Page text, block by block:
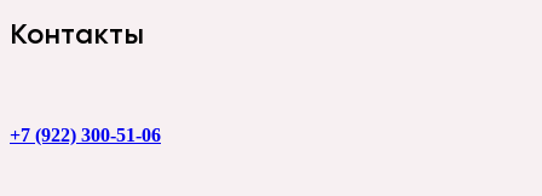
Контакты
+7 (922) 300-51-06